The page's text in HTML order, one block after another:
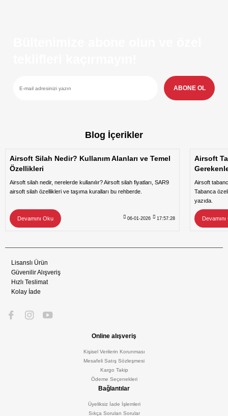
ABONE OL
Blog İçerikler
Airsoft Silah Nedir? Kullanım Alanları ve Temel
Özellikleri
Airsoft silah nedir, nerelerde kullanılır? Airsoft silah fiyatları, SAR9
airsoft silah özellikleri ve taşıma kuralları bu rehberde.
Devamını Oku 06-01-2026 17:57:28
Airsoft
Airsoft
Tabanca
yazıda.
Lisanslı Ürün
Güvenilir Alışveriş
Hızlı Teslimat
Kolay İade
Online alışveriş
Kişisel Verilerin Korunması
Mesafeli Satış Sözleşmesi
Kargo Takip
Ödeme Seçenekleri
Bağlantılar
Üyeliksiz İade İşlemleri
Sıkça Sorulan Sorular